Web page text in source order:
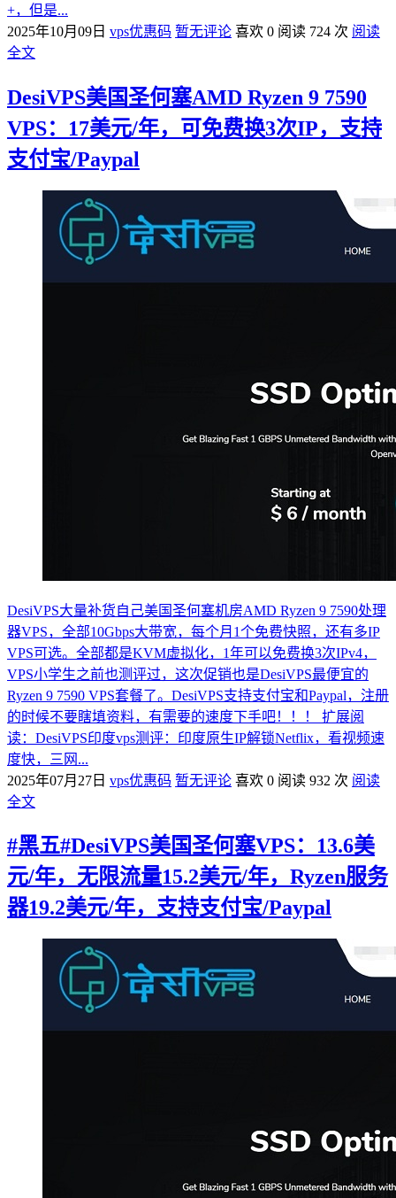
+，但是...
2025年10月09日 vps优惠码 暂无评论 喜欢 0 阅读 724 次 阅读
全文
DesiVPS美国圣何塞AMD Ryzen 9 7590
VPS：17美元/年，可免费换3次IP，支持
支付宝/Paypal
DesiVPS大量补货自己美国圣何塞机房AMD Ryzen 9 7590处理
器VPS，全部10Gbps大带宽，每个月1个免费快照，还有多IP
VPS可选。全部都是KVM虚拟化，1年可以免费换3次IPv4，
VPS小学生之前也测评过，这次促销也是DesiVPS最便宜的
Ryzen 9 7590 VPS套餐了。DesiVPS支持支付宝和Paypal，注册
的时候不要瞎填资料，有需要的速度下手吧！！！ 扩展阅
读：DesiVPS印度vps测评：印度原生IP解锁Netflix，看视频速
度快，三网...
2025年07月27日 vps优惠码 暂无评论 喜欢 0 阅读 932 次 阅读
全文
#黑五#DesiVPS美国圣何塞VPS：13.6美
元/年，无限流量15.2美元/年，Ryzen服务
器19.2美元/年，支持支付宝/Paypal